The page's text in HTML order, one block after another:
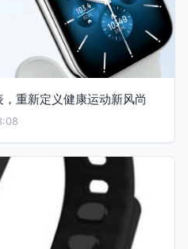
重新定义健康运动新风尚